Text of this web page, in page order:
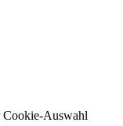
Cookie-Auswahl